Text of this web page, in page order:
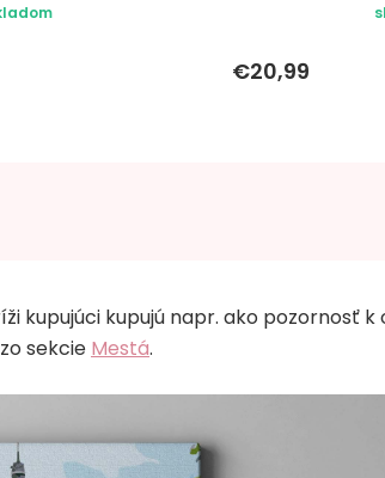
€20,99
kupujúci kupujú napr. ako pozornosť k
sekcie Mestá.